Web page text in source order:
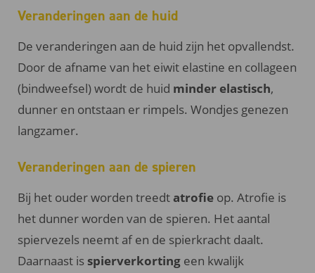
Veranderingen aan de huid
De veranderingen aan de huid zijn het opvallendst.
Door de afname van het eiwit elastine en collageen
(bindweefsel) wordt de huid minder elastisch,
dunner en ontstaan er rimpels. Wondjes genezen
langzamer.
Veranderingen aan de spieren
Bij het ouder worden treedt atrofieop. Atrofie is
het dunner worden van de spieren. Het aantal
spiervezels neemt af en de spierkracht daalt.
Daarnaast is spierverkortingeen kwalijk